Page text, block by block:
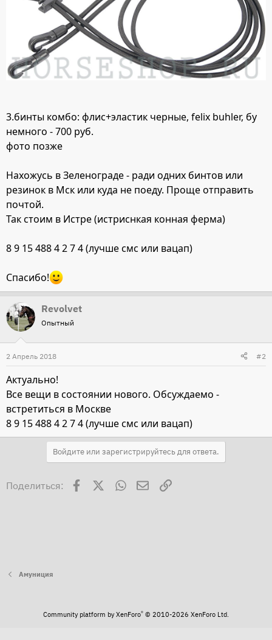
3.бинты комбо: флис+эластик черные, felix buhler, бу
немного - 700 руб.
фото позже
Нахожусь в Зеленограде - ради одних бинтов или
резинок в Мск или куда не поеду. Проще отправить
почтой.
Так стоим в Истре (истриснкая конная ферма)
8 9 15 488 4 2 7 4 (лучше смс или вацап)
Спасибо!
Revolvet
Опытный
2 Апрель 2018 #2
Актуально!
Все вещи в состоянии нового. Обсуждаемо -
встретиться в Москве
8 9 15 488 4 2 7 4 (лучше смс или вацап)
Войдите или зарегистрируйтесь для ответа.
Поделиться: Facebook WhatsAppЭлектронная почта
Ссылка
Амуниция
Community platform by XenForo® © 2010-2026 XenForo Ltd.